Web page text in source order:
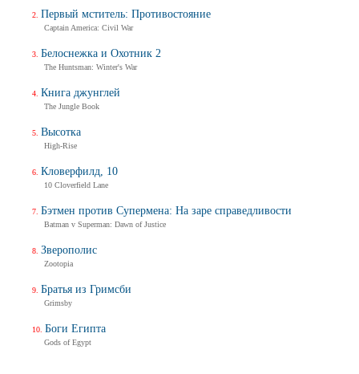
Первый мститель: Противостояние
Captain America: Civil War
Белоснежка и Охотник 2
The Huntsman: Winter's War
Книга джунглей
The Jungle Book
Высотка
High-Rise
Кловерфилд, 10
10 Cloverfield Lane
Бэтмен против Супермена: На заре справедливости
Batman v Superman: Dawn of Justice
Зверополис
Zootopia
Братья из Гримсби
Grimsby
Боги Египта
Gods of Egypt